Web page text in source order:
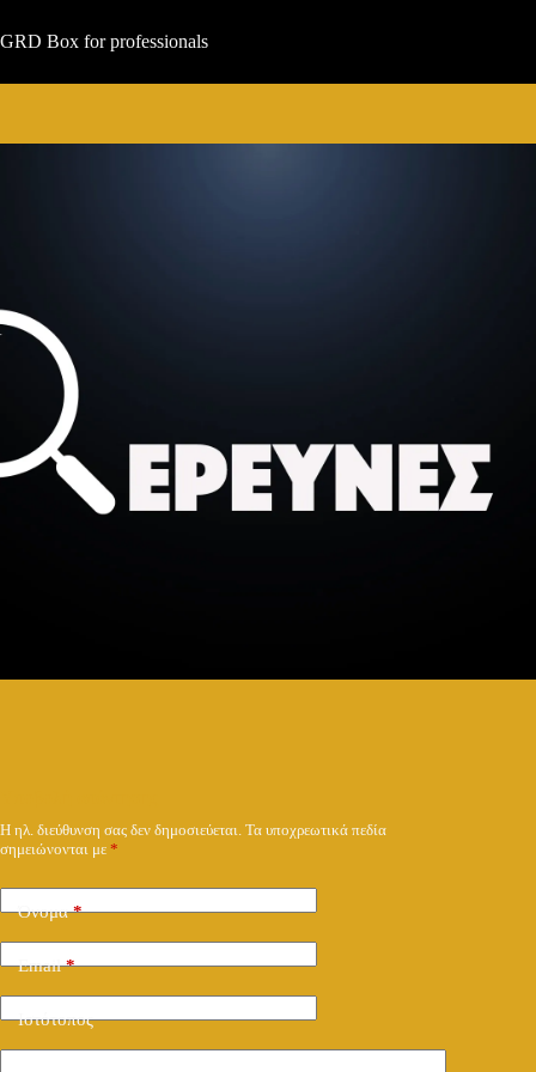
στο
περιεχόμενο
GRD Box for professionals
Η ηλ. διεύθυνση σας δεν δημοσιεύεται. Τα υποχρεωτικά πεδία
σημειώνονται με *
Όνομα*
Email*
Ιστότοπος